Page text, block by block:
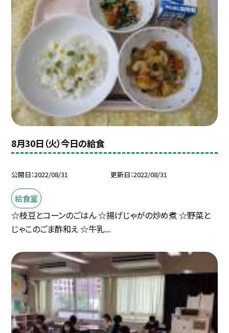
8月30日（火）今日の給食
公開日 2022/08/31 更新日 2022/08/31
給食室
☆枝豆とコーンのごはん ☆揚げじゃがの炒め煮 ☆野菜と
じゃこのごま酢和え ☆牛乳...